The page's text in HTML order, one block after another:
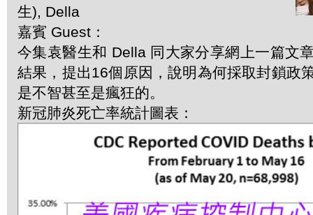
生), Della
嘉賓 Guest：
今集袁醫生和 Della 同大家分享網上一篇文
結果，提出16個原因，說明為何採取封鎖政
是不智甚至是瘋狂的。
新冠肺炎死亡率統計圖表：